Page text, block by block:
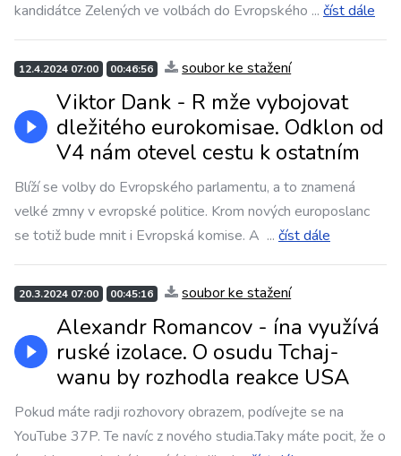
kandidátce Zelených ve volbách do Evropského ... číst dále
12.4.2024 07:00 00:46:56 soubor ke stažení
Viktor Dank - R mže vybojovat
dležitého eurokomisae. Odklon od
V4 nám otevel cestu k ostatním
Blíží se volby do Evropského parlamentu, a to znamená
velké zmny v evropské politice. Krom nových europoslanc
se totiž bude mnit i Evropská komise. A ... číst dále
20.3.2024 07:00 00:45:16 soubor ke stažení
Alexandr Romancov - ína využívá
ruské izolace. O osudu Tchaj-
wanu by rozhodla reakce USA
Pokud máte radji rozhovory obrazem, podívejte se na
YouTube 37P. Te navíc z nového studia.Taky máte pocit, že o